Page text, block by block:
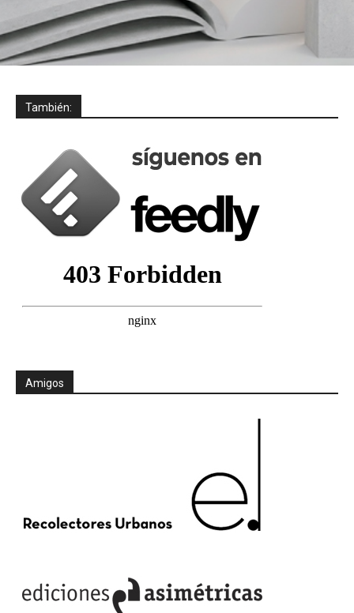
También:
Amigos